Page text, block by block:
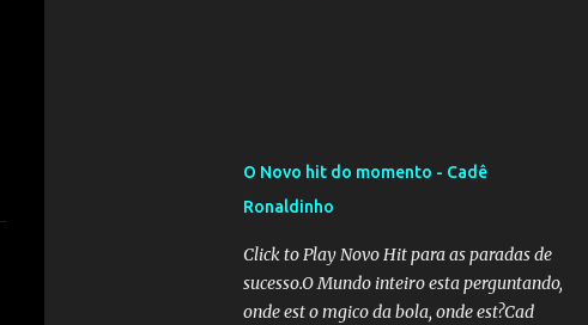
O Novo hit do momento - Cadê
Ronaldinho
Click to Play Novo Hit para as paradas de
sucesso.O Mundo inteiro esta perguntando,
onde est o mgico da bola, onde est?Cad